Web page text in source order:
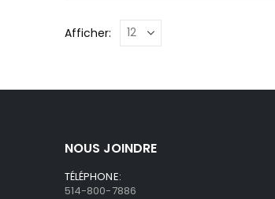
Afficher:
NOUS JOINDRE
TÉLÉPHONE:
514-800-7886